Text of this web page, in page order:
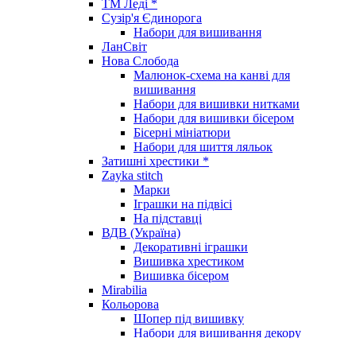
ТМ Леді *
Сузір'я Єдинорога
Набори для вишивання
ЛанСвіт
Нова Слобода
Малюнок-схема на канві для
вишивання
Набори для вишивки нитками
Набори для вишивки бісером
Бісерні мініатюри
Набори для шиття ляльок
Затишні хрестики *
Zayka stitch
Марки
Іграшки на підвісі
На підставці
ВДВ (Україна)
Декоративні іграшки
Вишивка хрестиком
Вишивка бісером
Mirabilia
Кольорова
Шопер під вишивку
Набори для вишивання декору